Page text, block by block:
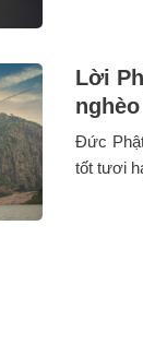
Lời
nghèo
Đức
tốt tươi